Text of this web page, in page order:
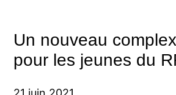
Un nouveau
pour les jeunes du